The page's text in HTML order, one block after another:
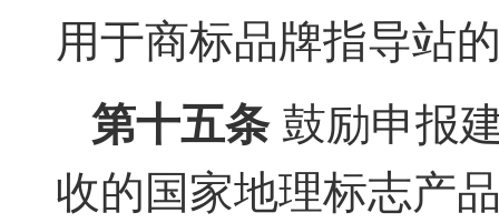
用于商标品牌指导站
第十五条鼓励申报
收的国家地理标志产